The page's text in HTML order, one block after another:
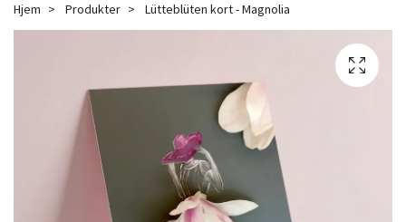
Hjem Produkter Lütteblüten kort - Magnolia